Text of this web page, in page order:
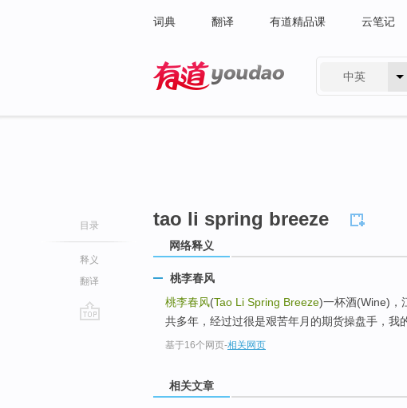
词典 翻译 有道精品课 云笔记
中英
目录
释义
翻译
tao li spring breeze
网络释义
桃李春风
桃李春风(Tao Li Spring Breeze)一杯酒(Wine)，
共多年，经过过很是艰苦年月的期货操盘手，我
基于16个网页-相关网页
相关文章